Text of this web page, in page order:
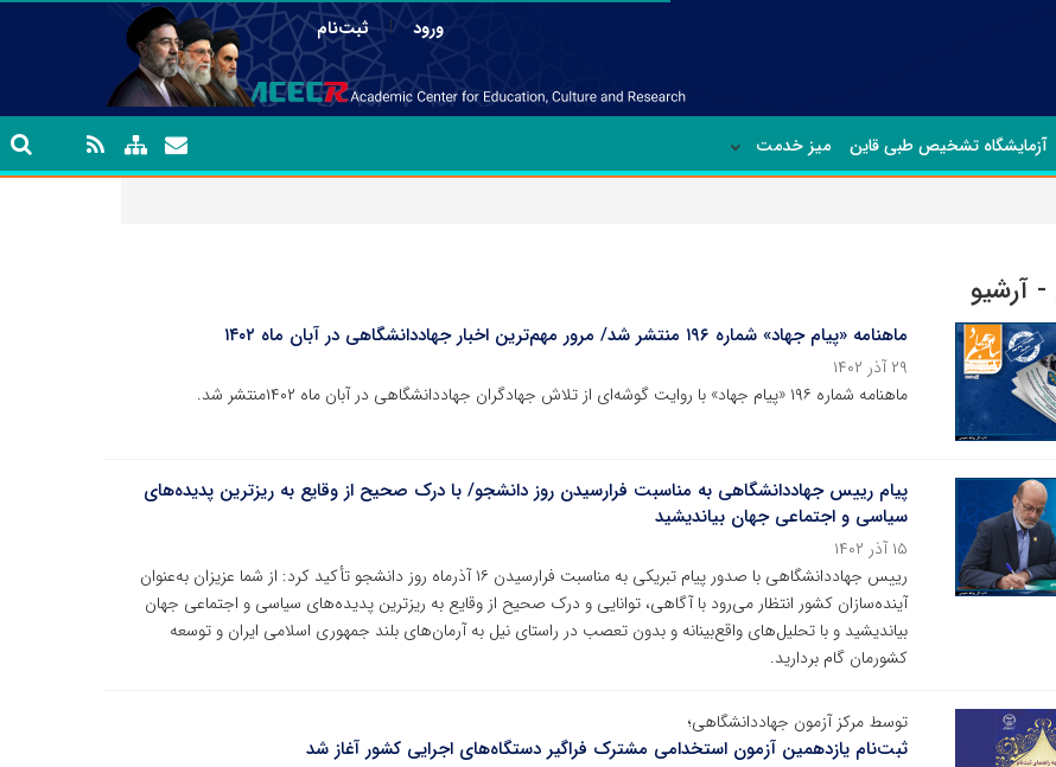
ورود | ثبت‌نام
آزمایشگاه تشخیص طبی قاین میز خدمت
آرشیو
ماهنامه «پیام جهاد» شماره‌ ۱۹۶ منتشر شد/ مرور مهم‌ترین اخبار جهاددانشگاهی در آبان ماه ۱۴۰۲
۲۹ آذر ۱۴۰۲
ماهنامه شماره‌ ۱۹۶ «پیام جهاد» با روایت گوشه‌ای از تلاش جهادگران جهاددانشگاهی در آبان ماه ۱۴۰۲منتشر شد.
پیام رییس جهاددانشگاهی به مناسبت فرارسیدن روز دانشجو/ با درک صحیح از وقایع به ریزترین پدیده‌های
سیاسی و اجتماعی جهان بیاندیشید
۱۵ آذر ۱۴۰۲
رییس جهاددانشگاهی با صدور پیام تبریکی به مناسبت فرارسیدن ۱۶ آذرماه روز دانشجو تأکید کرد: از شما عزیزان به‌عنوان
آینده‌سازان کشور انتظار می‌رود با آگاهی، توانایی و درک صحیح از وقایع به ریزترین پدیده‌های سیاسی و اجتماعی جهان
بیاندیشید و با تحلیل‌های واقع‌بینانه و بدون تعصب در راستای نیل به آرمان‌های بلند جمهوری اسلامی ایران و توسعه
کشورمان گام بردارید.
توسط مرکز آزمون جهاددانشگاهی؛
ثبت‌نام یازدهمین آزمون استخدامی مشترک فراگیر دستگاه‌های اجرایی کشور آغاز شد